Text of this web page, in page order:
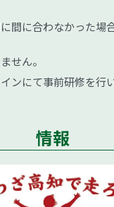
間に合わなかった場
せん。
ンにて事前研修を行い
情報